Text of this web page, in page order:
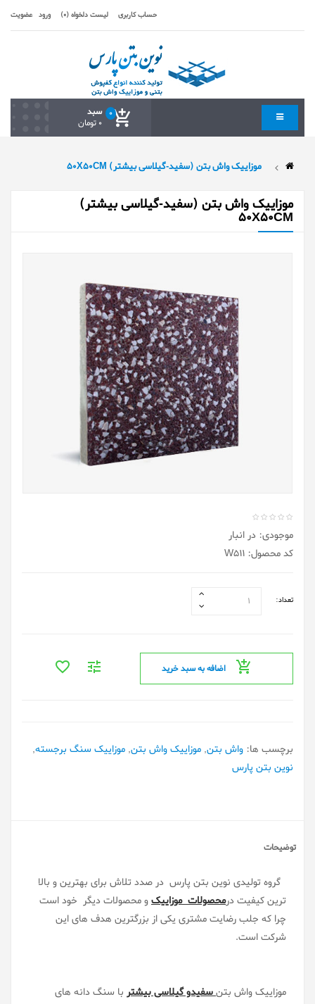
حساب کاربری لیست دلخواه (0) ورود عضویت
سبد 0
0 تومان
موزاییک واش بتن (سفید-گیلاسی بیشتر) 50X50CM
موزاییک واش بتن (سفید-گیلاسی بیشتر)
50X50CM
موجودی: در انبار
کد محصول: W511
تعداد:
اضافه به سبد خرید
برچسب ها: واش بتن, موزاییک واش بتن, موزاییک سنگ برجسته,
نوین بتن پارس
توضیحات
گروه تولیدی نوین بتن پارس در صدد تلاش برای بهترین و بالا
ترین کیفیت درمحصولات موزاییکو محصولات دیگر خود است
چرا که جلب رضایت مشتری یکی از بزرگترین هدف های این
شرکت است.
موزاییک واش بتنسفیدو گیلاسی بیشتر با سنگ دانه های